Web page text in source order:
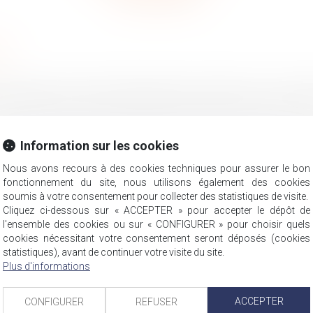
de famille
Information sur les cookies
Nous avons recours à des cookies techniques pour assurer le bon
fonctionnement du site, nous utilisons également des cookies
soumis à votre consentement pour collecter des statistiques de visite.
Cliquez ci-dessous sur « ACCEPTER » pour accepter le dépôt de
l'ensemble des cookies ou sur « CONFIGURER » pour choisir quels
cookies nécessitant votre consentement seront déposés (cookies
statistiques), avant de continuer votre visite du site.
Plus d'informations
CONFIGURER REFUSER ACCEPTER